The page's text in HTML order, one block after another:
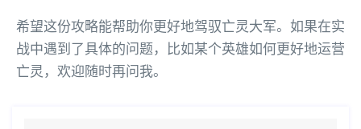
希望这份攻略能帮助你更好地驾驭亡灵大军。如果在实
战中遇到了具体的问题，比如某个英雄如何更好地运营
亡灵，欢迎随时再问我。